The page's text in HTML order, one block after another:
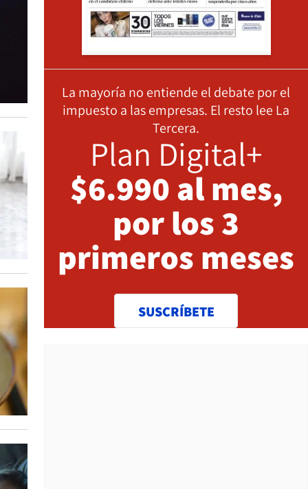
La mayoría no entiende el debate por el
impuesto a las empresas. El resto lee La
Tercera.
Plan Digital+
$6.990 al mes,
por los 3
primeros meses
SUSCRÍBETE